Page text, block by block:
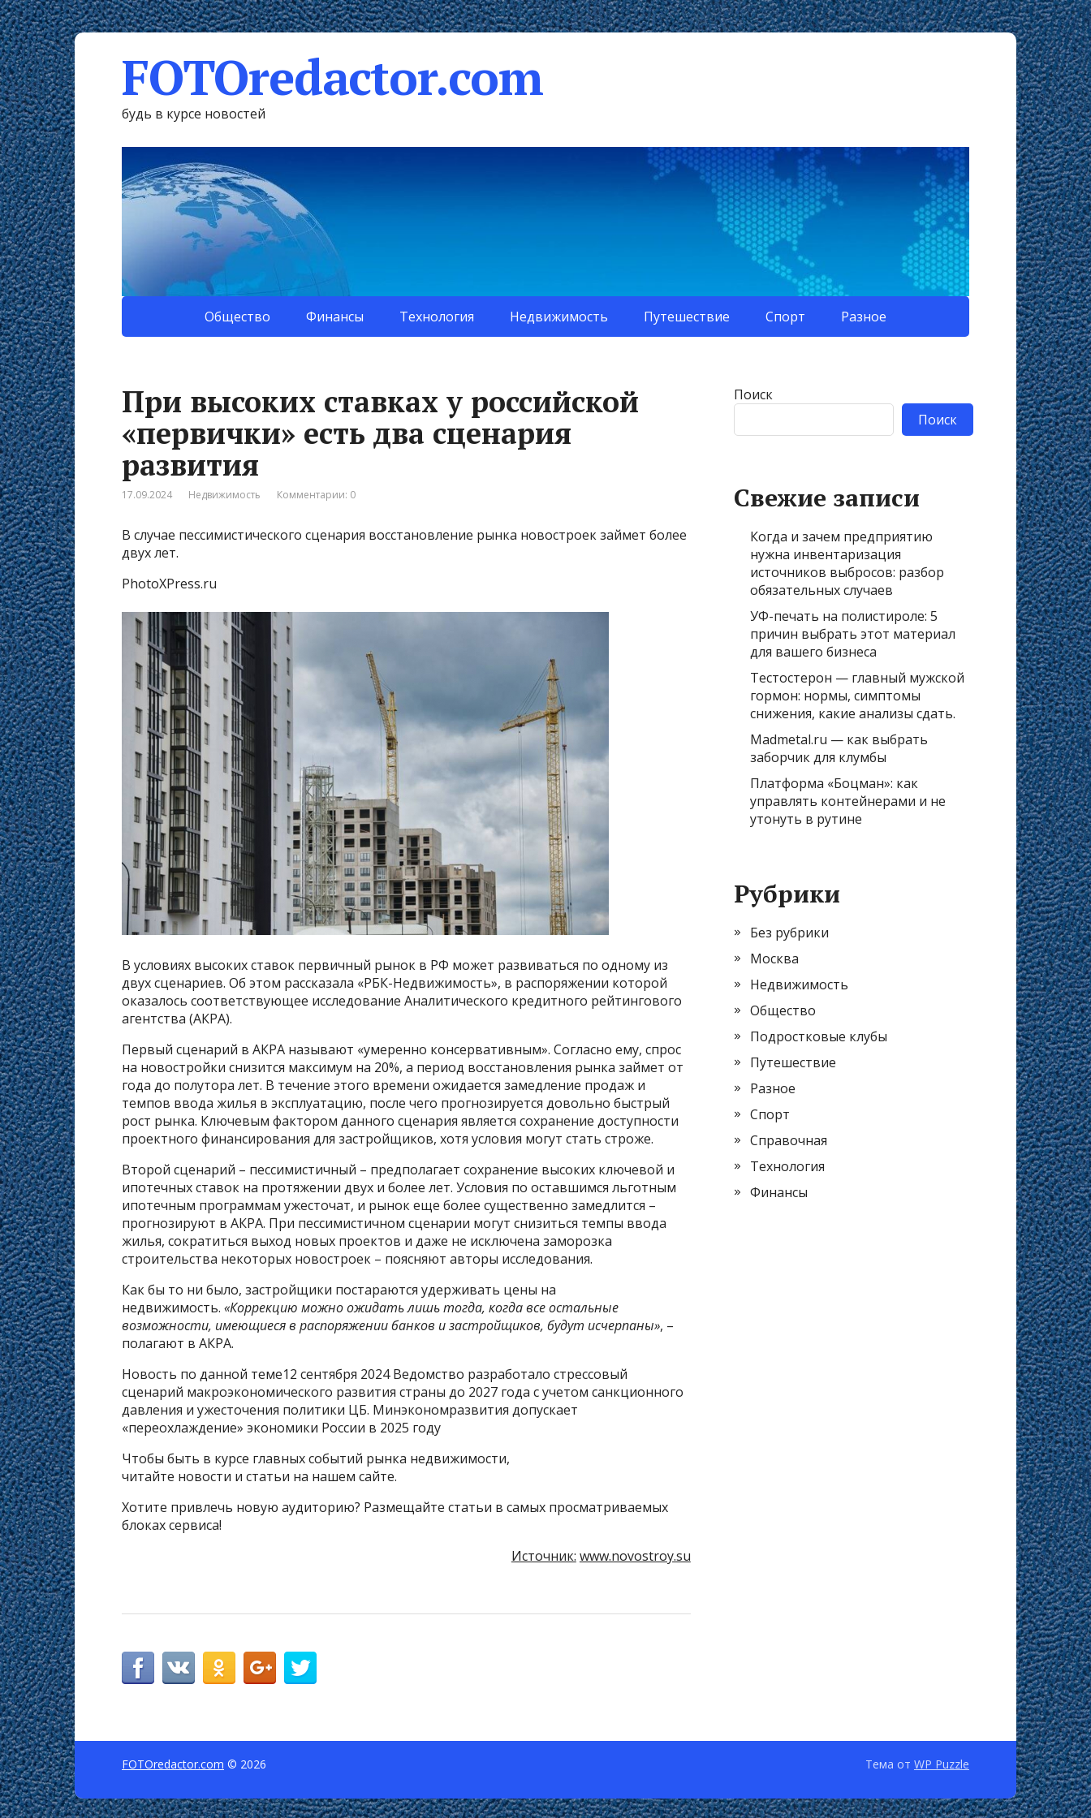
FOTOredactor.com
будь в курсе новостей
Общество Финансы Технология Недвижимость Путешествие Спорт Разное
При высоких ставках у российской
«первички» есть два сценария
развития
17.09.2024 Недвижимость Комментарии: 0
В случае пессимистического сценария восстановление рынка новостроек займет более
двух лет.
PhotoXPress.ru
В условиях высоких ставок первичный рынок в РФ может развиваться по одному из
двух сценариев. Об этом рассказала «РБК-Недвижимость», в распоряжении которой
оказалось соответствующее исследование Аналитического кредитного рейтингового
агентства (АКРА).
Первый сценарий в АКРА называют «умеренно консервативным». Согласно ему, спрос
на новостройки снизится максимум на 20%, а период восстановления рынка займет от
года до полутора лет. В течение этого времени ожидается замедление продаж и
темпов ввода жилья в эксплуатацию, после чего прогнозируется довольно быстрый
рост рынка. Ключевым фактором данного сценария является сохранение доступности
проектного финансирования для застройщиков, хотя условия могут стать строже.
Второй сценарий – пессимистичный – предполагает сохранение высоких ключевой и
ипотечных ставок на протяжении двух и более лет. Условия по оставшимся льготным
ипотечным программам ужесточат, и рынок еще более существенно замедлится –
прогнозируют в АКРА. При пессимистичном сценарии могут снизиться темпы ввода
жилья, сократиться выход новых проектов и даже не исключена заморозка
строительства некоторых новостроек – поясняют авторы исследования.
Как бы то ни было, застройщики постараются удерживать цены на
недвижимость. «Коррекцию можно ожидать лишь тогда, когда все остальные
возможности, имеющиеся в распоряжении банков и застройщиков, будут исчерпаны», –
полагают в АКРА.
Новость по данной теме12 сентября 2024 Ведомство разработало стрессовый
сценарий макроэкономического развития страны до 2027 года с учетом санкционного
давления и ужесточения политики ЦБ. Минэкономразвития допускает
«переохлаждение» экономики России в 2025 году
Чтобы быть в курсе главных событий рынка недвижимости,
читайте новости и статьи на нашем сайте.
Хотите привлечь новую аудиторию? Размещайте статьи в самых просматриваемых
блоках сервиса!
Источник: www.novostroy.su
Поиск
Поиск
Свежие записи
Когда и зачем предприятию
нужна инвентаризация
источников выбросов: разбор
обязательных случаев
УФ-печать на полистироле: 5
причин выбрать этот материал
для вашего бизнеса
Тестостерон — главный мужской
гормон: нормы, симптомы
снижения, какие анализы сдать.
Madmetal.ru — как выбрать
заборчик для клумбы
Платформа «Боцман»: как
управлять контейнерами и не
утонуть в рутине
Рубрики
Без рубрики
Москва
Недвижимость
Общество
Подростковые клубы
Путешествие
Разное
Спорт
Справочная
Технология
Финансы
FOTOredactor.com © 2026 Тема от WP Puzzle